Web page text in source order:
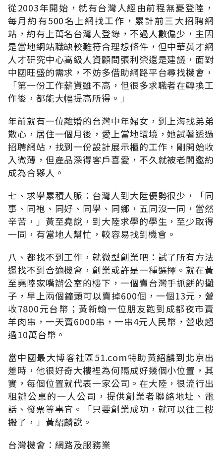
從2003年開始，就有台灣人經由前程無憂登陸，
每月約有500名上網找工作，累計前三大招聘網
站，約有上萬名台灣人登錄，不過人數偏少，主因
是當地網站職缺較難符合理想條件，但中華英才網
人才研究中心高級人資顧問張利榮還是建議，面對
中國旺盛的需求，不妨多借助網路平台尋找機會，
「第一份工作薪資雖不高，但很多求職者在轉換工
作後，都能大幅提高所得。」
年前就有一位離婚的台灣中年婦女，到上海找弟弟
散心，居住一個月後，愛上當地環境，她試著透過
招聘網站，找到一份設計展示櫃的工作，剛開始收
入微薄，但產品深得客戶喜愛，不久就被老闆邀約
成為合夥人。
七、求學累積人脈：台灣人到大陸優勢很少，「同
事、同袍、同好、同學、同鄉，五同沒一同，當然
辛苦，」黃至堯說，到大陸求學的學生，至少取得
一同，有當地人幫忙，較容易找到機會。
八、都找不到工作，就微型創業吧：試了所有方法
還找不到合適機會，創業或許是一種選擇。就在黃
至堯陸家嘴辦公室的樓下，一個賣台灣手抓餅的攤
子，早上兩個鐘頭可以賣掉600個，一個13元，營
收7800元台幣；黃新翰一位朋友跑到成都夜市賣
羊肉串，一天賣6000串，一串4元人民幣，營收超
過10萬台幣。
當中國最大博客社區51.com特助黃紹麟到北京出
差時，他很好奇大樓裡為何隔成好幾個小位置，其
實，每個位置就代表一家公司。在大陸，很流行出
租辦公桌的一人公司，提供創業者聯絡地址、電
話、發票等事宜。「只要創業成功，就可以往二樓
搬了，」黃紹麟說。
台灣機會：網路及服務業